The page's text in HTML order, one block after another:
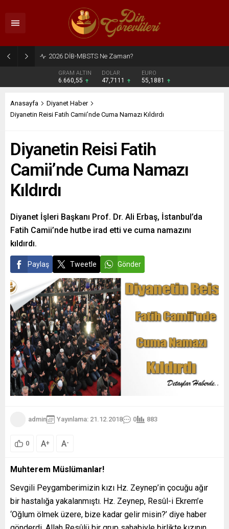
2026 DİB-MBSTS Ne Zaman?
GRAM ALTIN
6.660,55
DOLAR
47,7111
EURO
55,1881
Anasayfa
Diyanet Haber
Diyanetin Reisi Fatih Camii’nde Cuma Namazı Kıldırdı
Diyanetin Reisi Fatih
Camii’nde Cuma Namazı
Kıldırdı
Diyanet İşleri Başkanı Prof. Dr. Ali Erbaş, İstanbul’da
Fatih Camii’nde hutbe irad etti ve cuma namazını
kıldırdı.
Paylaş Tweetle Gönder
admin Yayınlama: 21.12.2018 0 883
0 A+ A-
Muhterem Müslümanlar!
Sevgili Peygamberimizin kızı Hz. Zeynep’in çocuğu ağır
bir hastalığa yakalanmıştı. Hz. Zeynep, Resûl-i Ekrem’e
‘Oğlum ölmek üzere, bize kadar gelir misin?’ diye haber